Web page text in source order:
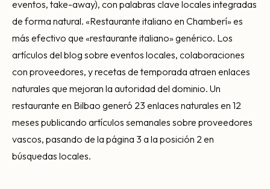
eventos, take-away), con palabras clave locales integradas
de forma natural. «Restaurante italiano en Chamberí» es
más efectivo que «restaurante italiano» genérico. Los
artículos del blog sobre eventos locales, colaboraciones
con proveedores, y recetas de temporada atraen enlaces
naturales que mejoran la autoridad del dominio. Un
restaurante en Bilbao generó 23 enlaces naturales en 12
meses publicando artículos semanales sobre proveedores
vascos, pasando de la página 3 a la posición 2 en
búsquedas locales.